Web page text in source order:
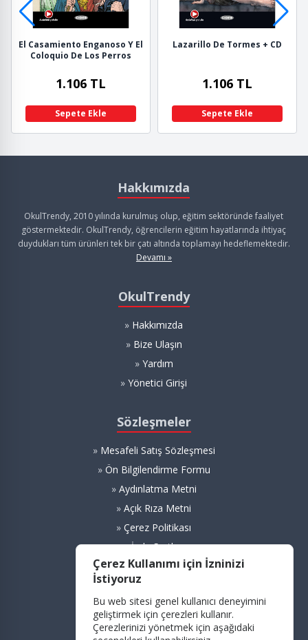
El Casamiento Enganoso Y El
Coloquio De Los Perros
1.106 TL
Sepete Ekle
Lazarillo De Tormes + CD
1.106 TL
Sepete Ekle
Hakkımızda
OkulTrendy, 2010 yılında kurulmuş olup, eğitim sektöründe faaliyet
göstermektedir. OkulTrendy, öğrencilerin eğitim hayatlarında ihtiyaç
duydukları tüm ürünleri tek bir çatı altında toplamayı hedeflemektedir.
Devamı »
OkulTrendy
» Hakkımızda
» Bize Ulaşın
» Yardım
»Yönetici Girişi
Sözleşmeler
» Mesafeli Satış Sözleşmesi
» Ön Bilgilendirme Formu
» Aydınlatma Metni
»Açık Rıza Metni
»Çerez Politikası
»İade Şartları
Çözüm Merkezi
T:0212 571 37 17 (123)
okultrendycc@uesturkiye.com
Çerez Kullanımı için İzninizi
İstiyoruz
Bu web sitesi genel kullanıcı deneyimini
geliştirmek için çerezleri kullanır.
Çerezlerinizi yönetmek için aşağıdaki